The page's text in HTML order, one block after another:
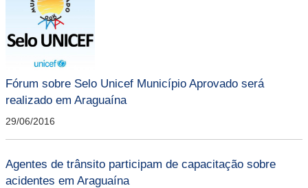
Fórum sobre Selo Unicef Município Aprovado será
realizado em Araguaína
29/06/2016
Agentes de trânsito participam de capacitação sobre
acidentes em Araguaína